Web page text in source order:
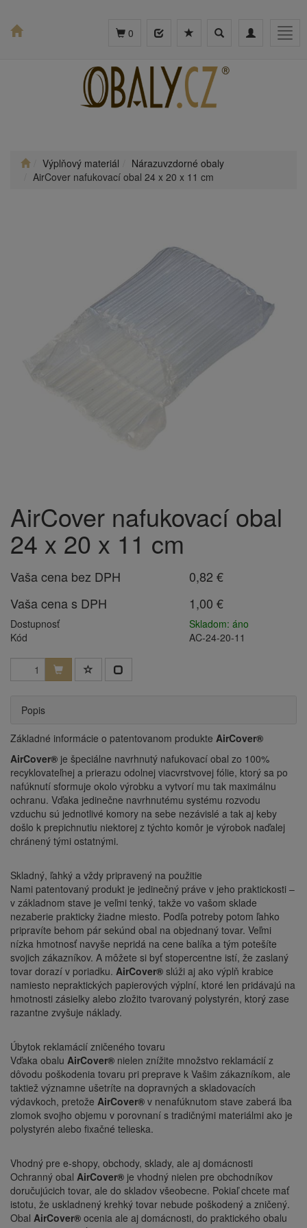
Toggle
Toggle
0
Výplňový materiál
Nárazuvzdorné obaly
AirCover nafukovací obal 24 x 20 x 11 cm
AirCover nafukovací obal
24 x 20 x 11 cm
Vaša cena bez DPH
0,82 €
Vaša cena s DPH
1,00 €
Dostupnosť
Skladom: áno
Kód
AC-24-20-11
Popis
Základné informácie o patentovanom produkte AirCover®
AirCover® je špeciálne navrhnutý nafukovací obal zo 100%
recyklovateľnej a prierazu odolnej viacvrstvovej fólie, ktorý sa po
nafúknutí sformuje okolo výrobku a vytvorí mu tak maximálnu
ochranu. Vďaka jedinečne navrhnutému systému rozvodu
vzduchu sú jednotlivé komory na sebe nezávislé a tak aj keby
došlo k prepichnutiu niektorej z týchto komôr je výrobok naďalej
chránený tými ostatnými.
Skladný, ľahký a vždy pripravený na použitie
Nami patentovaný produkt je jedinečný práve v jeho praktickosti –
v základnom stave je veľmi tenký, takže vo vašom sklade
nezaberie prakticky žiadne miesto. Podľa potreby potom ľahko
pripravíte behom pár sekúnd obal na objednaný tovar. Veľmi
nízka hmotnosť navyše nepridá na cene balíka a tým potešíte
svojich zákazníkov. A môžete si byť stopercentne istí, že zaslaný
tovar dorazí v poriadku. AirCover® slúži aj ako výplň krabice
namiesto nepraktických papierových výplní, ktoré len pridávajú na
hmotnosti zásielky alebo zložito tvarovaný polystyrén, ktorý zase
razantne zvyšuje náklady.
Úbytok reklamácií zničeného tovaru
Vďaka obalu AirCover® nielen znížite množstvo reklamácií z
dôvodu poškodenia tovaru pri preprave k Vašim zákazníkom, ale
taktiež významne ušetríte na dopravných a skladovacích
výdavkoch, pretože AirCover® v nenafúknutom stave zaberá iba
zlomok svojho objemu v porovnaní s tradičnými materiálmi ako je
polystyrén alebo fixačné telieska.
Vhodný pre e-shopy, obchody, sklady, ale aj domácnosti
Ochranný obal AirCover® je vhodný nielen pre obchodníkov
doručujúcich tovar, ale do skladov všeobecne. Pokiaľ chcete mať
istotu, že uskladnený krehký tovar nebude poškodený a zničený.
Obal AirCover® ocenia ale aj domácnosti, do praktického obalu